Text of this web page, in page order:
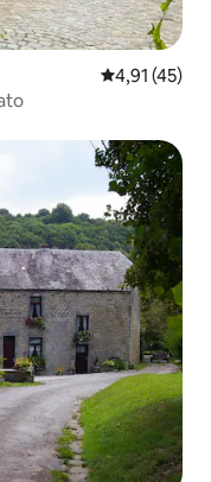
4,91 (45)